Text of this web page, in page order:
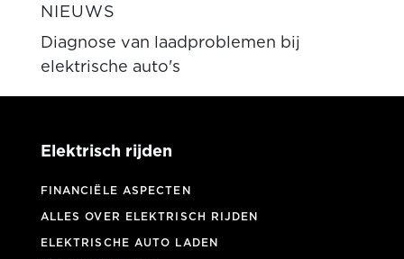
NIEUWS
Diagnose van laadproblemen bij
elektrische auto's
Elektrisch rijden
FINANCIËLE ASPECTEN
ALLES OVER ELEKTRISCH RIJDEN
ELEKTRISCHE AUTO LADEN